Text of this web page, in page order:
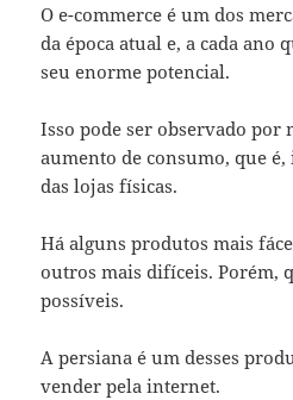
O e-commerce é um dos
da época atual e, a cada ano
seu enorme potencial.
Isso pode ser observado por
aumento de consumo, que
das lojas físicas.
Há alguns produtos mais
outros mais difíceis. Porém,
possíveis.
A persiana é um desses
vender pela internet.